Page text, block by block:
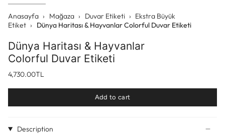
Anasayfa › Mağaza › Duvar Etiketi › Ekstra Büyük
Etiket › Dünya Haritası & Hayvanlar Colorful Duvar Etiketi
Dünya Haritası & Hayvanlar
Colorful Duvar Etiketi
4,730.00TL
Add to cart
Description